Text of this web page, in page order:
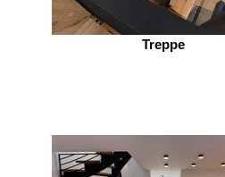
Treppe